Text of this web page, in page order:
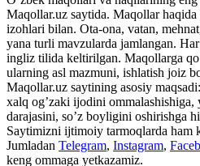
Maqollar.uz saytida. Maqollar
izohlari bilan. Ota-ona, vatan,
yana turli mavzularda jamlangan.
ingliz tilida keltirilgan. Maqollarga
ularning asl mazmuni, ishlatish joiz
Maqollar.uz saytining asosiy
xalq ogʼzaki ijodini
darajasini, soʼz boyligini oshirishga
Saytimizni ijtimoiy tarmoqlarda ham
Jumladan Telegram, Instagram,
keng ommaga yetkazamiz.